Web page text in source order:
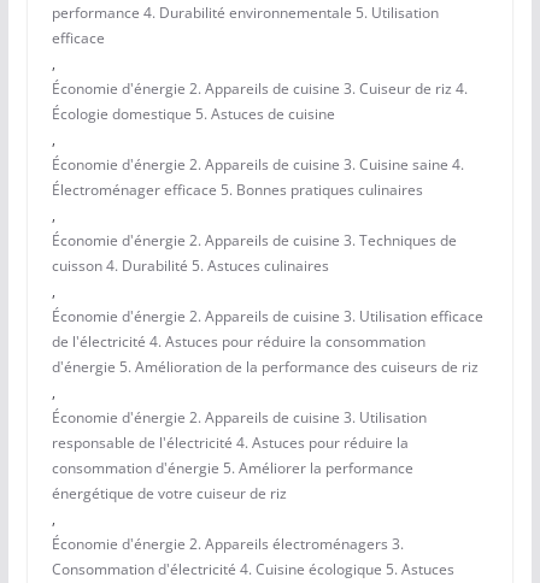
performance 4. Durabilité environnementale 5. Utilisation
efficace
,
Économie d'énergie 2. Appareils de cuisine 3. Cuiseur de riz 4.
Écologie domestique 5. Astuces de cuisine
,
Économie d'énergie 2. Appareils de cuisine 3. Cuisine saine 4.
Électroménager efficace 5. Bonnes pratiques culinaires
,
Économie d'énergie 2. Appareils de cuisine 3. Techniques de
cuisson 4. Durabilité 5. Astuces culinaires
,
Économie d'énergie 2. Appareils de cuisine 3. Utilisation efficace
de l'électricité 4. Astuces pour réduire la consommation
d'énergie 5. Amélioration de la performance des cuiseurs de riz
,
Économie d'énergie 2. Appareils de cuisine 3. Utilisation
responsable de l'électricité 4. Astuces pour réduire la
consommation d'énergie 5. Améliorer la performance
énergétique de votre cuiseur de riz
,
Économie d'énergie 2. Appareils électroménagers 3.
Consommation d'électricité 4. Cuisine écologique 5. Astuces